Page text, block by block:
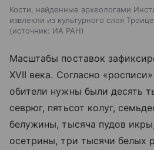
Кости, найденные археологами
извлекли из культурного слоя
источник: ИА РАН
Масштабы поставок
XVII века. Согласно
обители нужны были десять
севрюг, пятьсот колуг,
белужины, тысяча пудов
осетрины, три тысячи белых